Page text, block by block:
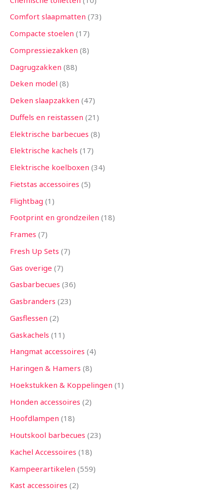
Comfort slaapmatten 73
Compacte stoelen 17
Compressiezakken 8
Dagrugzakken 88
Deken model 8
Deken slaapzakken 47
Duffels en reistassen 21
Elektrische barbecues 8
Elektrische kachels 17
Elektrische koelboxen 34
Fietstas accessoires 5
Flightbag 1
Footprint en grondzeilen 18
Frames 7
Fresh Up Sets 7
Gas overige 7
Gasbarbecues 36
Gasbranders 23
Gasflessen 2
Gaskachels 11
Hangmat accessoires 4
Haringen & Hamers 8
Hoekstukken & Koppelingen 1
Honden accessoires 2
Hoofdlampen 18
Houtskool barbecues 23
Kachel Accessoires 18
Kampeerartikelen 559
Kast accessoires 2